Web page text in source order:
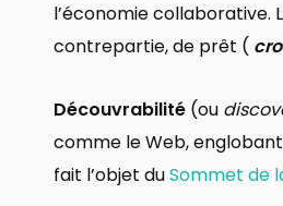
l’économie collaborative.
contrepartie, de prêt (
Découvrabilité (ou
comme le Web,
fait l’objet duSommet de